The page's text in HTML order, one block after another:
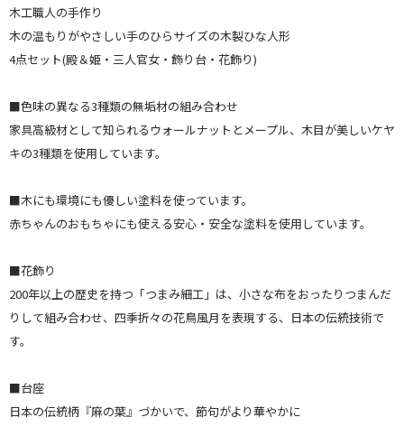
木工職人の手作り
木の温もりがやさしい手のひらサイズの木製ひな人形
4点セット(殿＆姫・三人官女・飾り台・花飾り)
■色味の異なる3種類の無垢材の組み合わせ
家具高級材として知られるウォールナットとメープル、木目が美しいケヤ
キの3種類を使用しています。
■木にも環境にも優しい塗料を使っています。
赤ちゃんのおもちゃにも使える安心・安全な塗料を使用しています。
■花飾り
200年以上の歴史を持つ「つまみ細工」は、小さな布をおったりつまんだ
りして組み合わせ、四季折々の花鳥風月を表現する、日本の伝統技術で
す。
■台座
日本の伝統柄『麻の葉』づかいで、節句がより華やかに